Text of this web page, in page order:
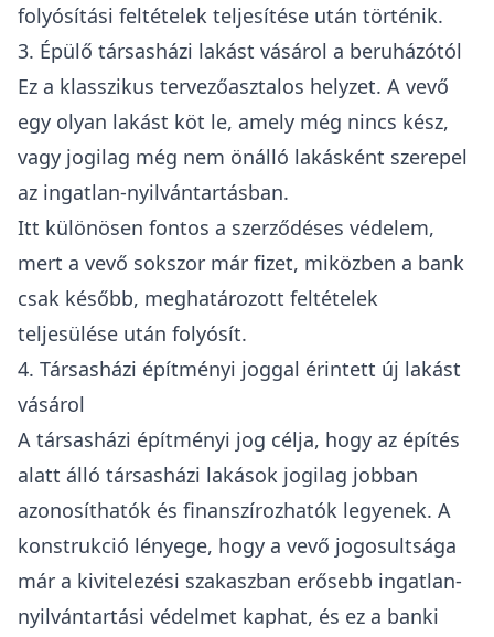
folyósítási feltételek teljesítése után történik.
3. Épülő társasházi lakást vásárol a beruházótól
Ez a klasszikus tervezőasztalos helyzet. A vevő
egy olyan lakást köt le, amely még nincs kész,
vagy jogilag még nem önálló lakásként szerepel
az ingatlan-nyilvántartásban.
Itt különösen fontos a szerződéses védelem,
mert a vevő sokszor már fizet, miközben a bank
csak később, meghatározott feltételek
teljesülése után folyósít.
4. Társasházi építményi joggal érintett új lakást
vásárol
A társasházi építményi jog célja, hogy az építés
alatt álló társasházi lakások jogilag jobban
azonosíthatók és finanszírozhatók legyenek. A
konstrukció lényege, hogy a vevő jogosultsága
már a kivitelezési szakaszban erősebb ingatlan-
nyilvántartási védelmet kaphat, és ez a banki